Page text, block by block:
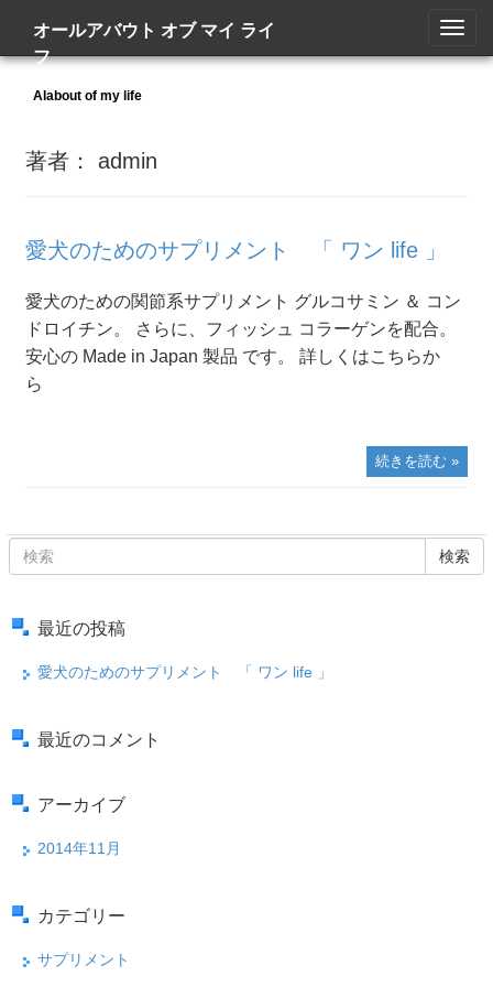
オールアバウト オブ マイ ライ
フ
Alabout of my life
著者： admin
愛犬のためのサプリメント 「 ワン life 」
愛犬のための関節系サプリメント グルコサミン ＆ コン
ドロイチン。 さらに、フィッシュ コラーゲンを配合。
安心の Made in Japan 製品 です。 詳しくはこちらか
ら
続きを読む »
検索
最近の投稿
愛犬のためのサプリメント 「 ワン life 」
最近のコメント
アーカイブ
2014年11月
カテゴリー
サプリメント